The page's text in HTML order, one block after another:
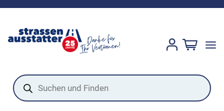
Products
search